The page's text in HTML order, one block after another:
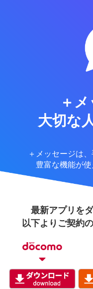
＋
大切な
＋メッセージは
豊富な機能が
最新アプリを
以下よりご契約